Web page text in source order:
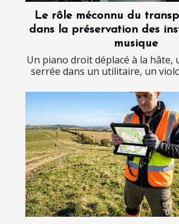
Le rôle méconnu du
dans la préservation des
musique
Un piano droit déplacé à la hâte,
serrée dans un utilitaire, un